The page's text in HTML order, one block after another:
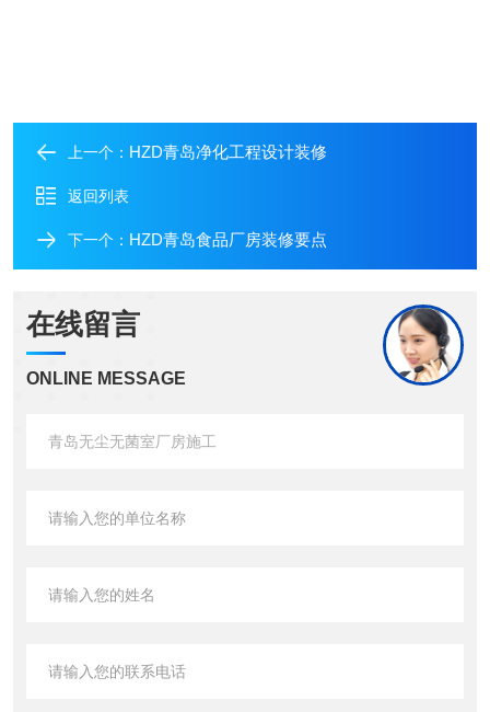
上一个： HZD青岛净化工程设计装修
返回列表
下一个： HZD青岛食品厂房装修要点
在线留言
ONLINE MESSAGE